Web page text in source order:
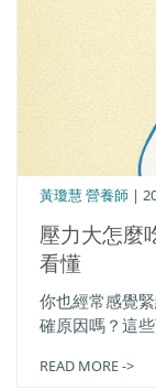
壓力大怎麼
看懂
黃瓊慧 營養師 |
你也經常感覺
確原因嗎？這
READ MORE ->